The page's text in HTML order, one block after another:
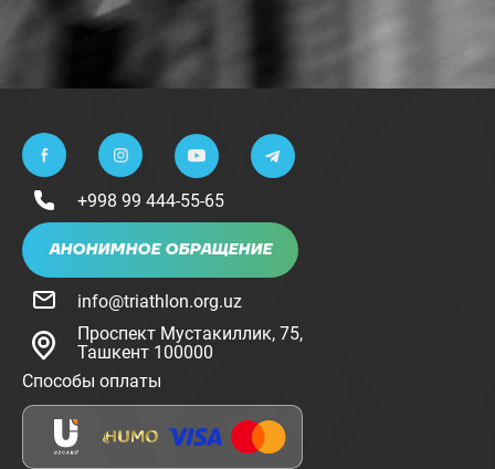
+998 99 444-55-65
АНОНИМНОЕ ОБРАЩЕНИЕ
info@triathlon.org.uz
Проспект Мустакиллик, 75,
Ташкент 100000
Способы оплаты